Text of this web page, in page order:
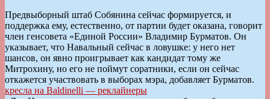
Предвыборный штаб Собянина сейчас формируется, и
поддержка ему, естественно, от партии будет оказана, говорит
член генсовета «Единой России» Владимир Бурматов. Он
указывает, что Навальный сейчас в ловушке: у него нет
шансов, он явно проигрывает как кандидат тому же
Митрохину, но его не поймут соратники, если он сейчас
откажется участвовать в выборах мэра, добавляет Бурматов.
кресла на Baldinelli — реклайнеры